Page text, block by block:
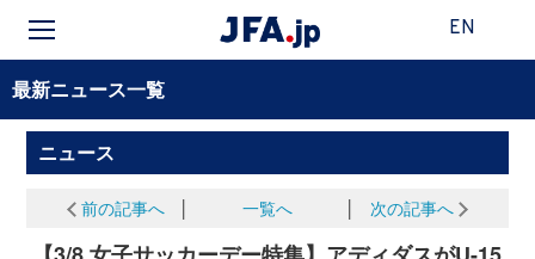
EN
最新ニュース一覧
ニュース
前の記事へ 一覧へ 次の記事へ